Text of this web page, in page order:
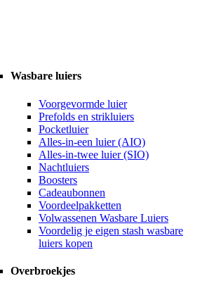
Wasbare luiers
Voorgevormde luier
Prefolds en strikluiers
Pocketluier
Alles-in-een luier (AIO)
Alles-in-twee luier (SIO)
Nachtluiers
Boosters
Cadeaubonnen
Voordeelpakketten
Volwassenen Wasbare Luiers
Voordelig je eigen stash wasbare
luiers kopen
Overbroekjes